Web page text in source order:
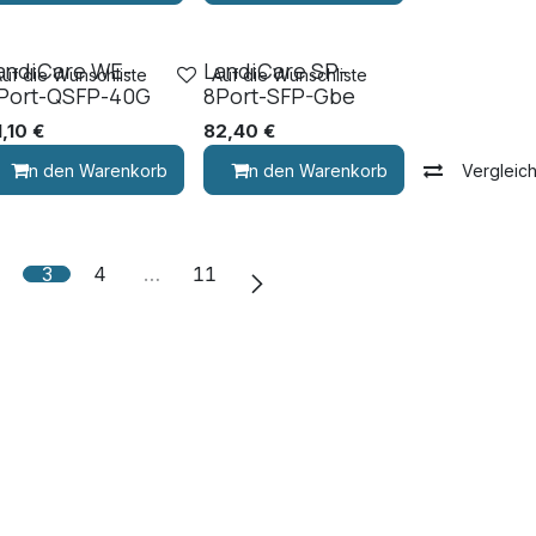
Vergleichen
WE-
QSFP-40G
€
In den Warenkorb Vergleichen
die Wunschliste
LandiCare SP-
8Port-SFP-Gbe
82,40 €
In den Warenkorb
Auf die Wunschliste
3 4 … 11